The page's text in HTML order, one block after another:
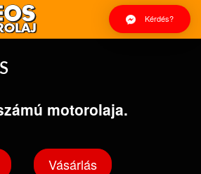
Kérdés?
motorolaja.
Vásárlás